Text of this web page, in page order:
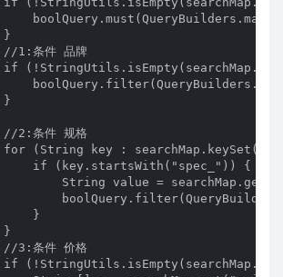
}
1:条件 品牌
}
2:条件 规格
(String key : searchMap.keySet())
if (key.startsWith("spec_")) {
String value =
}
}
3:条件 价格